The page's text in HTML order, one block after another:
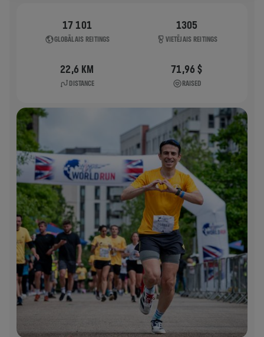
17 101
GLOBĀLAIS REITINGS
1305
VIETĒJAIS REITINGS
22,6 KM
DISTANCE
71,96 $
RAISED